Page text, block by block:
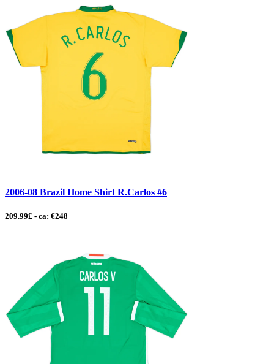
2006-08 Brazil Home Shirt R.Carlos #6
209.99£ - ca: €248